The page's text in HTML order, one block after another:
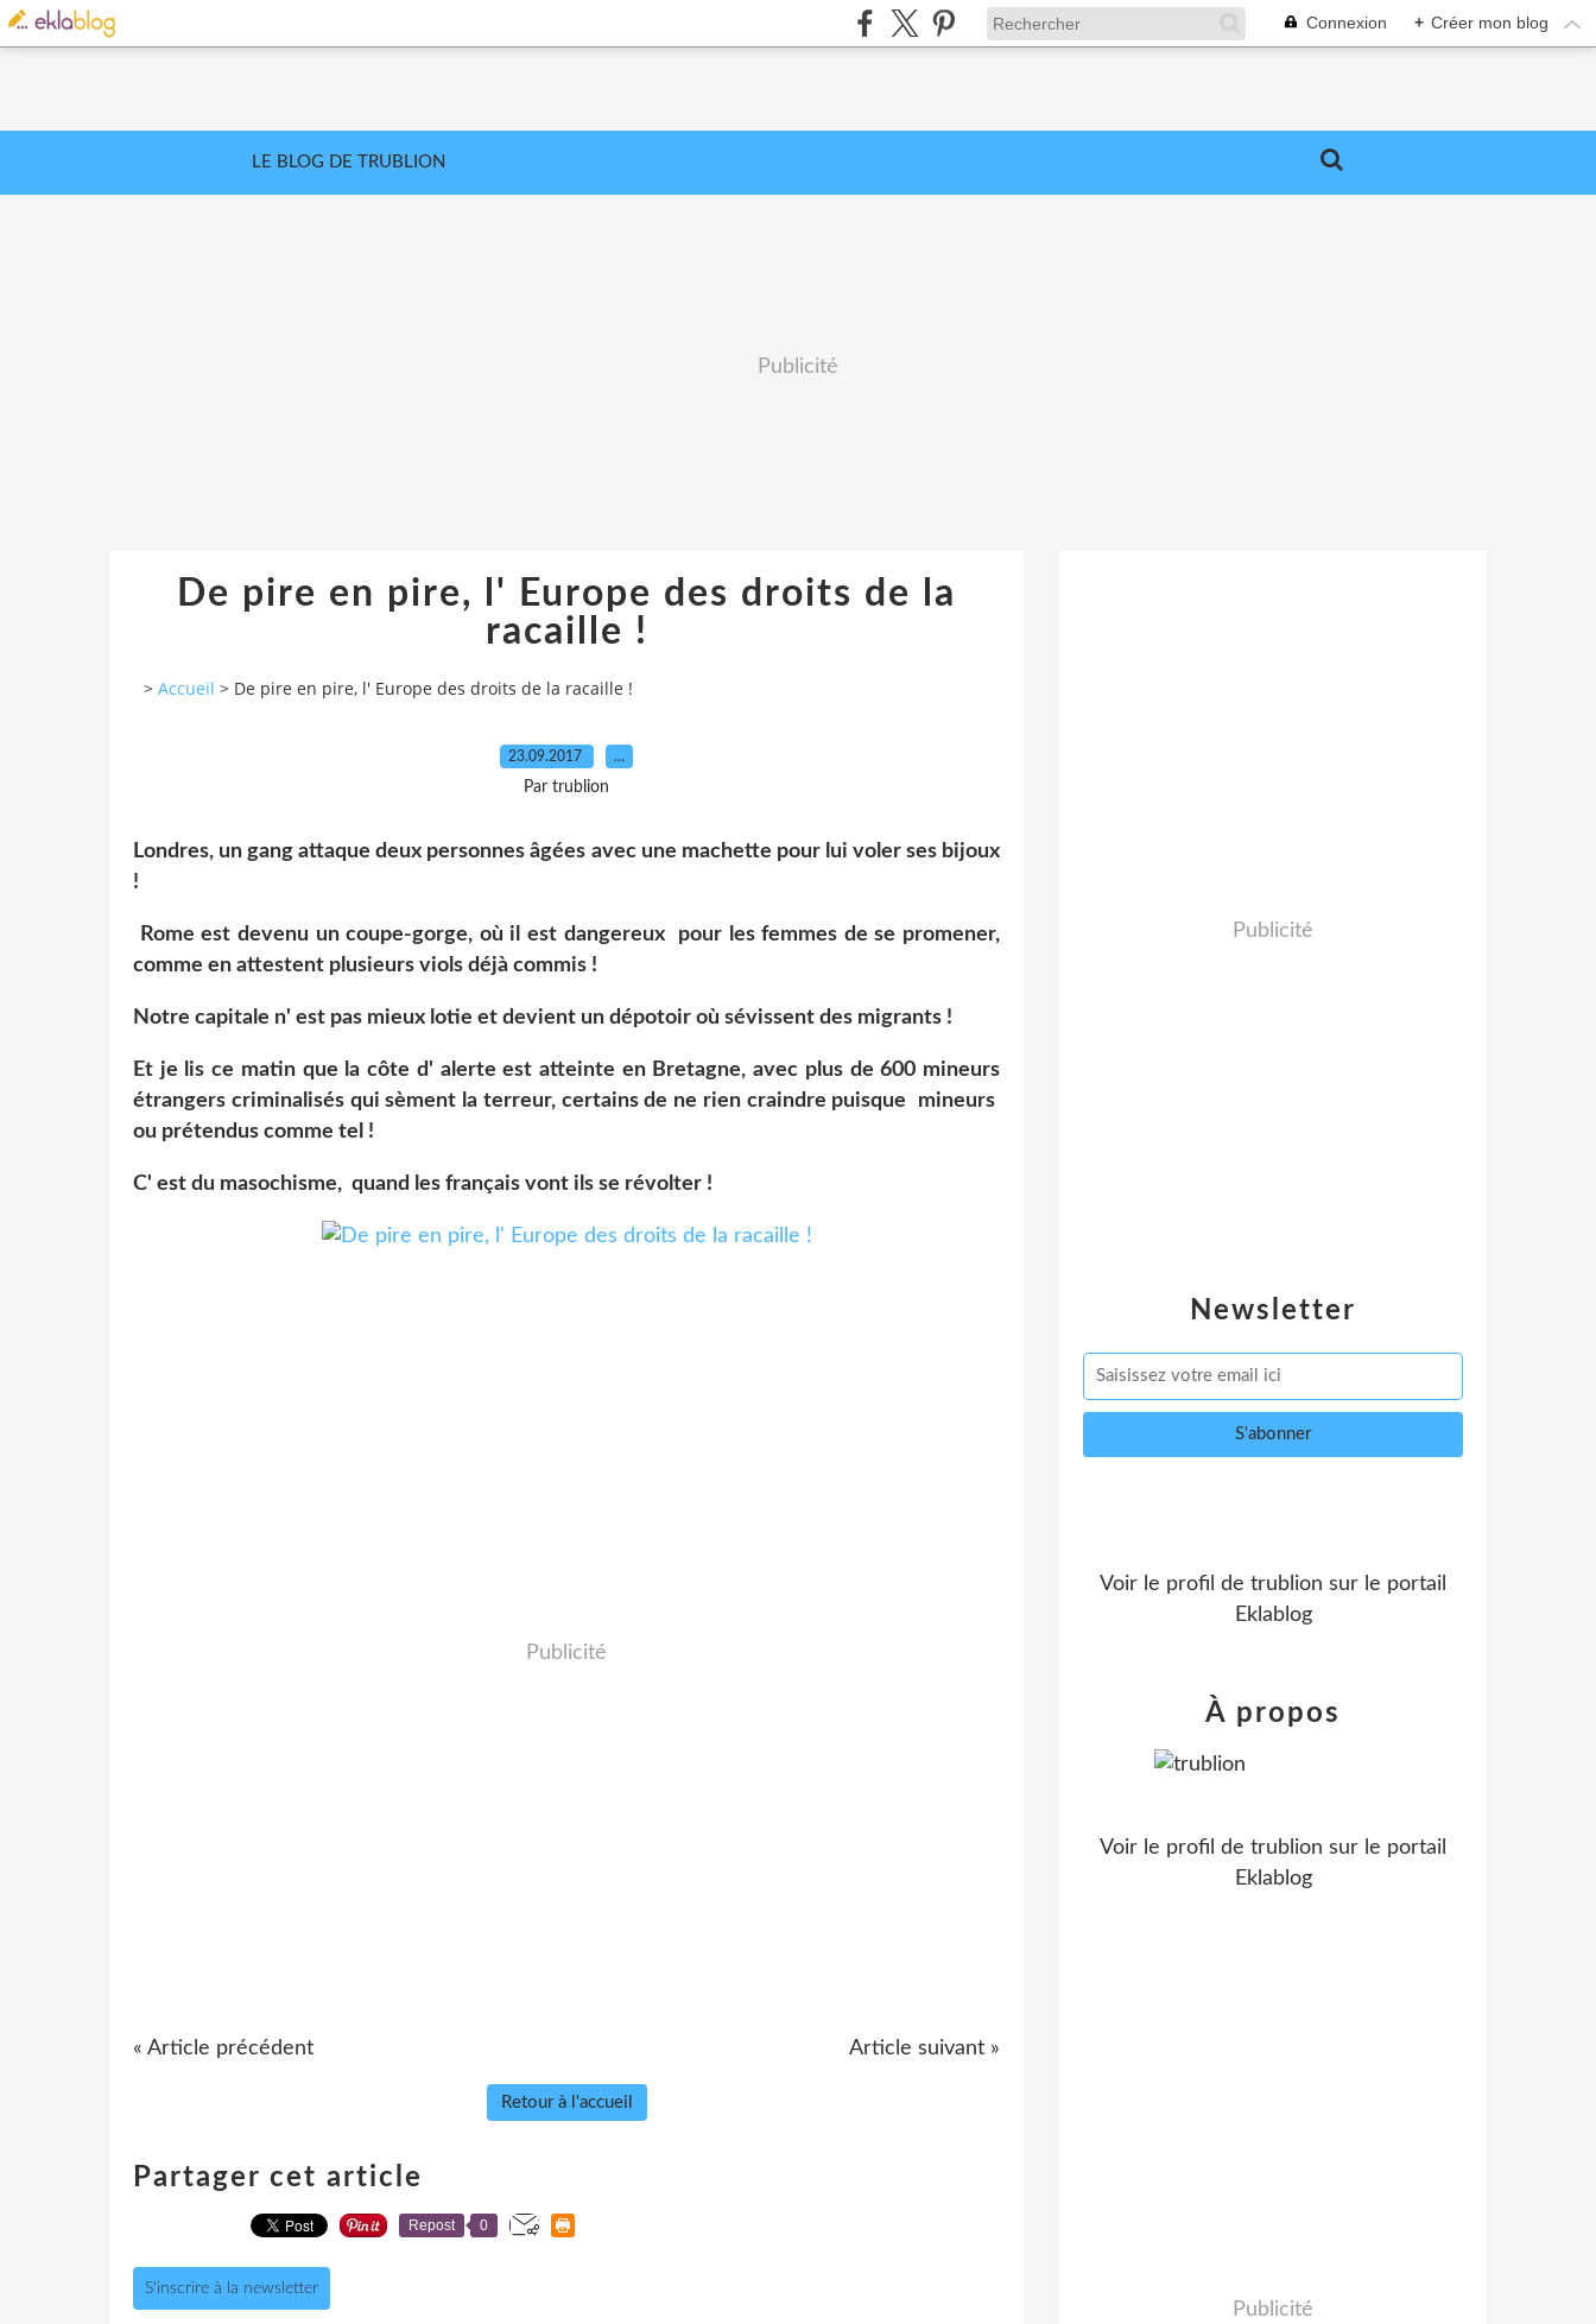
Connexion + Créer mon blog
LE BLOG DE TRUBLION
Publicité
De pire en pire, l' Europe des droits de la
racaille !
> Accueil > De pire en pire, l' Europe des droits de la racaille !
23.09.2017 …
Par trublion
Londres, un gang attaque deux personnes âgées avec une machette pour lui voler ses bijoux
!
Rome est devenu un coupe-gorge, où il est dangereux pour les femmes de se promener,
comme en attestent plusieurs viols déjà commis !
Notre capitale n' est pas mieux lotie et devient un dépotoir où sévissent des migrants !
Et je lis ce matin que la côte d' alerte est atteinte en Bretagne, avec plus de 600 mineurs
étrangers criminalisés qui sèment la terreur, certains de ne rien craindre puisque mineurs
ou prétendus comme tel !
C' est du masochisme, quand les français vont ils se révolter !
Publicité
« Article précédent Article suivant »
Retour à l'accueil
Partager cet article
Repost 0
S'inscrire à la newsletter
Newsletter
Publicité
Voir le profil de trublion sur le portail
Eklablog
À propos
Voir le profil de trublion sur le portail
Eklablog
Publicité